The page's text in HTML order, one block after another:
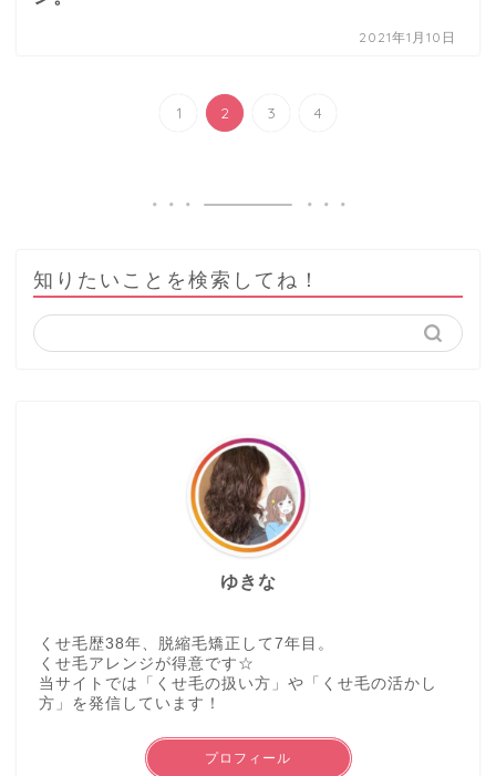
2021年1月10日
1 2 3 4
知りたいことを検索してね！
ゆきな
くせ毛歴38年、脱縮毛矯正して7年目。
くせ毛アレンジが得意です☆
当サイトでは「くせ毛の扱い方」や「くせ毛の活かし
方」を発信しています！
プロフィール